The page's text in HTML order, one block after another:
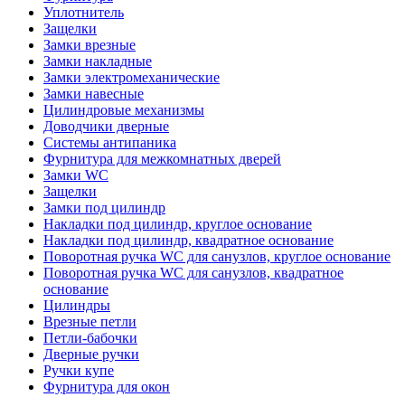
Уплотнитель
Защелки
Замки врезные
Замки накладные
Замки электромеханические
Замки навесные
Цилиндровые механизмы
Доводчики дверные
Системы антипаника
Фурнитура для межкомнатных дверей
Замки WC
Защелки
Замки под цилиндр
Накладки под цилиндр, круглое основание
Накладки под цилиндр, квадратное основание
Поворотная ручка WC для санузлов, круглое основание
Поворотная ручка WC для санузлов, квадратное
основание
Цилиндры
Врезные петли
Петли-бабочки
Дверные ручки
Ручки купе
Фурнитура для окон